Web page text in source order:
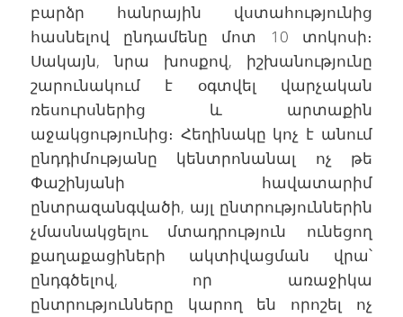
բարձր հանրային վստահությունից
հասնելով ընդամենը մոտ 10 տոկոսի։
Սակայն, նրա խոսքով, իշխանությունը
շարունակում է օգտվել վարչական
ռեսուրսներից և արտաքին
աջակցությունից։ Հեղինակը կոչ է անում
ընդդիմությանը կենտրոնանալ ոչ թե
Փաշինյանի հավատարիմ
ընտրազանգվածի, այլ ընտրություններին
չմասնակցելու մտադրություն ունեցող
քաղաքացիների ակտիվացման վրա՝
ընդգծելով, որ առաջիկա
ընտրությունները կարող են որոշել ոչ